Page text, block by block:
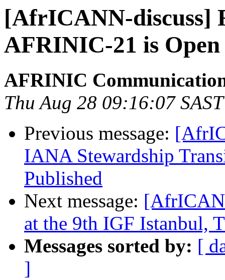
[AfrICANN-discuss]
AFRINIC-21 is Open
AFRINIC
Thu Aug 28 09:16:07
Previous message:
IANA Stewardship
Published
Next message:
at the 9th IGF Istanbul,
Messages sorted by: [
]